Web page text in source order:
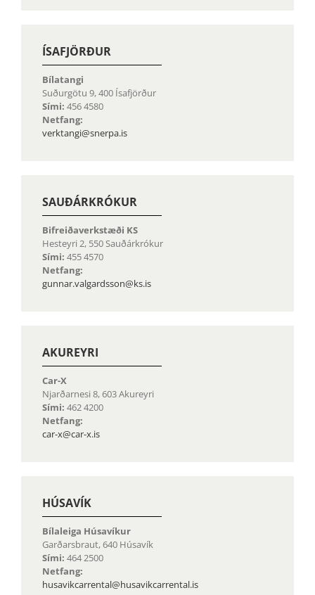
ÍSAFJÖRÐUR
Bílatangi
Suðurgötu 9, 400 Ísafjörður
Sími: 456 4580
Netfang:
verktangi@snerpa.is
SAUÐÁRKRÓKUR
Bifreiðaverkstæði KS
Hesteyri 2, 550 Sauðárkrókur
Sími: 455 4570
Netfang:
gunnar.valgardsson@ks.is
AKUREYRI
Car-X
Njarðarnesi 8, 603 Akureyri
Sími: 462 4200
Netfang:
car-x@car-x.is
HÚSAVÍK
Bílaleiga Húsavíkur
Garðarsbraut, 640 Húsavík
Sími: 464 2500
Netfang:
husavikcarrental@husavikcarrental.is